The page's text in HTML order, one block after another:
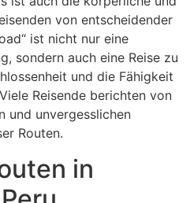
von entscheidender
ist nicht nur eine
sondern auch eine Reise zu
und die Fähigkeit
Reisende berichten von
und unvergesslichen
Routen.
in